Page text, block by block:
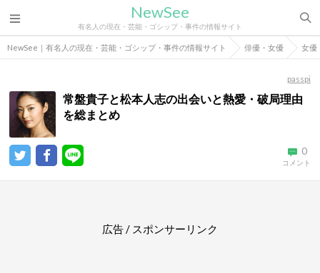
NewSee
有名人の現在・芸能・ゴシップ・事件の情報サイト
NewSee｜有名人の現在・芸能・ゴシップ・事件の情報サイト 俳優・女優 女優
passpi
常盤貴子と松本人志の出会いと熱愛・破局理由
を総まとめ
0
コメント
広告 / スポンサーリンク